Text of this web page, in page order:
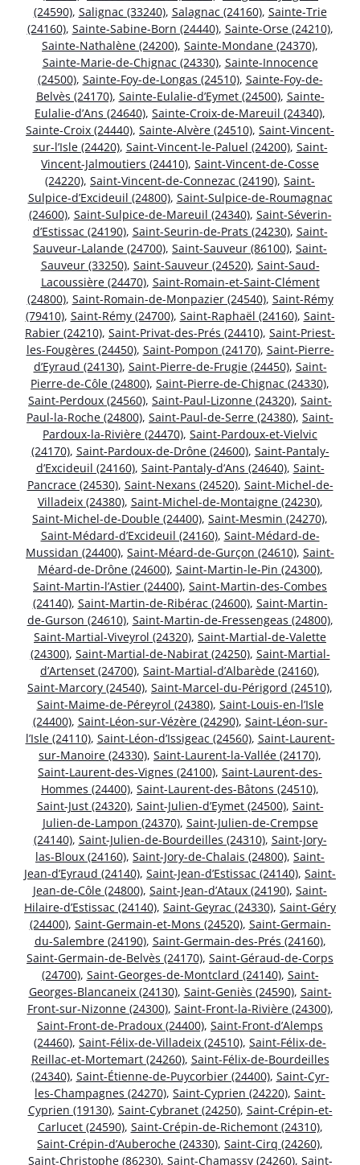
(24590), Salignac (33240), Salagnac (24160), Sainte-Trie
(24160), Sainte-Sabine-Born (24440), Sainte-Orse (24210),
Sainte-Nathalène (24200), Sainte-Mondane (24370),
Sainte-Marie-de-Chignac (24330), Sainte-Innocence
(24500), Sainte-Foy-de-Longas (24510), Sainte-Foy-de-
Belvès (24170), Sainte-Eulalie-d’Eymet (24500), Sainte-
Eulalie-d’Ans (24640), Sainte-Croix-de-Mareuil (24340),
Sainte-Croix (24440), Sainte-Alvère (24510), Saint-Vincent-
sur-l’Isle (24420), Saint-Vincent-le-Paluel (24200), Saint-
Vincent-Jalmoutiers (24410), Saint-Vincent-de-Cosse
(24220), Saint-Vincent-de-Connezac (24190), Saint-
Sulpice-d’Excideuil (24800), Saint-Sulpice-de-Roumagnac
(24600), Saint-Sulpice-de-Mareuil (24340), Saint-Séverin-
d’Estissac (24190), Saint-Seurin-de-Prats (24230), Saint-
Sauveur-Lalande (24700), Saint-Sauveur (86100), Saint-
Sauveur (33250), Saint-Sauveur (24520), Saint-Saud-
Lacoussière (24470), Saint-Romain-et-Saint-Clément
(24800), Saint-Romain-de-Monpazier (24540), Saint-Rémy
(79410), Saint-Rémy (24700), Saint-Raphaël (24160), Saint-
Rabier (24210), Saint-Privat-des-Prés (24410), Saint-Priest-
les-Fougères (24450), Saint-Pompon (24170), Saint-Pierre-
d’Eyraud (24130), Saint-Pierre-de-Frugie (24450), Saint-
Pierre-de-Côle (24800), Saint-Pierre-de-Chignac (24330),
Saint-Perdoux (24560), Saint-Paul-Lizonne (24320), Saint-
Paul-la-Roche (24800), Saint-Paul-de-Serre (24380), Saint-
Pardoux-la-Rivière (24470), Saint-Pardoux-et-Vielvic
(24170), Saint-Pardoux-de-Drône (24600), Saint-Pantaly-
d’Excideuil (24160), Saint-Pantaly-d’Ans (24640), Saint-
Pancrace (24530), Saint-Nexans (24520), Saint-Michel-de-
Villadeix (24380), Saint-Michel-de-Montaigne (24230),
Saint-Michel-de-Double (24400), Saint-Mesmin (24270),
Saint-Médard-d’Excideuil (24160), Saint-Médard-de-
Mussidan (24400), Saint-Méard-de-Gurçon (24610), Saint-
Méard-de-Drône (24600), Saint-Martin-le-Pin (24300),
Saint-Martin-l’Astier (24400), Saint-Martin-des-Combes
(24140), Saint-Martin-de-Ribérac (24600), Saint-Martin-
de-Gurson (24610), Saint-Martin-de-Fressengeas (24800),
Saint-Martial-Viveyrol (24320), Saint-Martial-de-Valette
(24300), Saint-Martial-de-Nabirat (24250), Saint-Martial-
d’Artenset (24700), Saint-Martial-d’Albarède (24160),
Saint-Marcory (24540), Saint-Marcel-du-Périgord (24510),
Saint-Maime-de-Péreyrol (24380), Saint-Louis-en-l’Isle
(24400), Saint-Léon-sur-Vézère (24290), Saint-Léon-sur-
l’Isle (24110), Saint-Léon-d’Issigeac (24560), Saint-Laurent-
sur-Manoire (24330), Saint-Laurent-la-Vallée (24170),
Saint-Laurent-des-Vignes (24100), Saint-Laurent-des-
Hommes (24400), Saint-Laurent-des-Bâtons (24510),
Saint-Just (24320), Saint-Julien-d’Eymet (24500), Saint-
Julien-de-Lampon (24370), Saint-Julien-de-Crempse
(24140), Saint-Julien-de-Bourdeilles (24310), Saint-Jory-
las-Bloux (24160), Saint-Jory-de-Chalais (24800), Saint-
Jean-d’Eyraud (24140), Saint-Jean-d’Estissac (24140), Saint-
Jean-de-Côle (24800), Saint-Jean-d’Ataux (24190), Saint-
Hilaire-d’Estissac (24140), Saint-Geyrac (24330), Saint-Géry
(24400), Saint-Germain-et-Mons (24520), Saint-Germain-
du-Salembre (24190), Saint-Germain-des-Prés (24160),
Saint-Germain-de-Belvès (24170), Saint-Géraud-de-Corps
(24700), Saint-Georges-de-Montclard (24140), Saint-
Georges-Blancaneix (24130), Saint-Geniès (24590), Saint-
Front-sur-Nizonne (24300), Saint-Front-la-Rivière (24300),
Saint-Front-de-Pradoux (24400), Saint-Front-d’Alemps
(24460), Saint-Félix-de-Villadeix (24510), Saint-Félix-de-
Reillac-et-Mortemart (24260), Saint-Félix-de-Bourdeilles
(24340), Saint-Étienne-de-Puycorbier (24400), Saint-Cyr-
les-Champagnes (24270), Saint-Cyprien (24220), Saint-
Cyprien (19130), Saint-Cybranet (24250), Saint-Crépin-et-
Carlucet (24590), Saint-Crépin-de-Richemont (24310),
Saint-Crépin-d’Auberoche (24330), Saint-Cirq (24260),
Saint-Christophe (86230), Saint-Chamassy (24260), Saint-